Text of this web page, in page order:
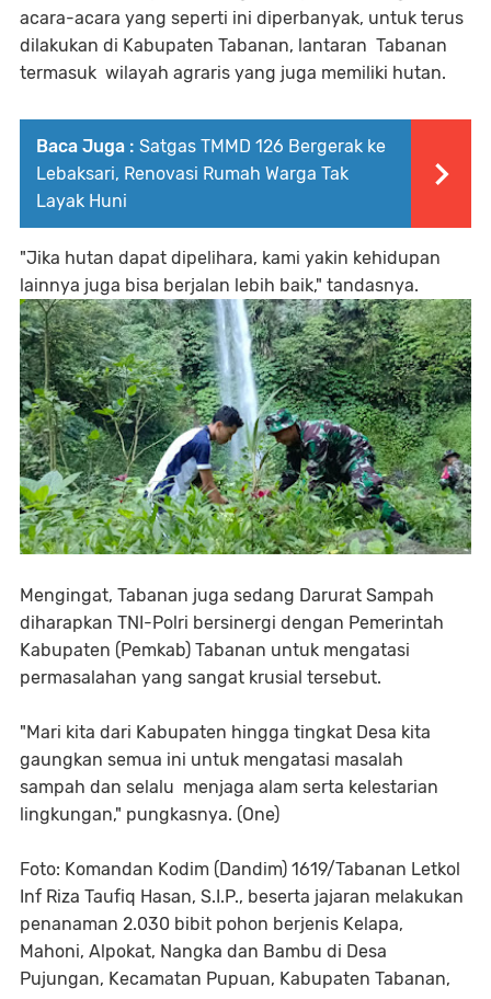
acara-acara yang seperti ini diperbanyak, untuk terus
dilakukan di Kabupaten Tabanan, lantaran Tabanan
termasuk wilayah agraris yang juga memiliki hutan.
Baca Juga : Satgas TMMD 126 Bergerak ke
Lebaksari, Renovasi Rumah Warga Tak
Layak Huni
"Jika hutan dapat dipelihara, kami yakin kehidupan
lainnya juga bisa berjalan lebih baik," tandasnya.
Mengingat, Tabanan juga sedang Darurat Sampah
diharapkan TNI-Polri bersinergi dengan Pemerintah
Kabupaten (Pemkab) Tabanan untuk mengatasi
permasalahan yang sangat krusial tersebut.
"Mari kita dari Kabupaten hingga tingkat Desa kita
gaungkan semua ini untuk mengatasi masalah
sampah dan selalu menjaga alam serta kelestarian
lingkungan," pungkasnya. (One)
Foto: Komandan Kodim (Dandim) 1619/Tabanan Letkol
Inf Riza Taufiq Hasan, S.I.P., beserta jajaran melakukan
penanaman 2.030 bibit pohon berjenis Kelapa,
Mahoni, Alpokat, Nangka dan Bambu di Desa
Pujungan, Kecamatan Pupuan, Kabupaten Tabanan,